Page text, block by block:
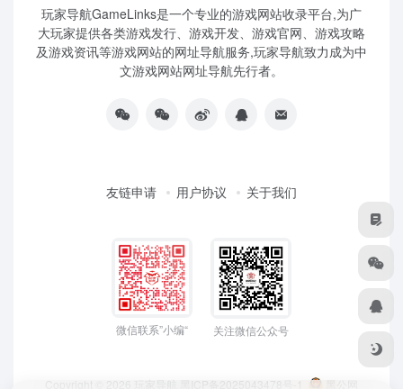
玩家导航GameLinks是一个专业的游戏网站收录平台,为广
大玩家提供各类游戏发行、游戏开发、游戏官网、游戏攻略
及游戏资讯等游戏网站的网址导航服务,玩家导航致力成为中
文游戏网站网址导航先行者。
友链申请 用户协议 关于我们
微信联系”小编“ 关注微信公众号
Copyright © 2026 玩家导航 黑ICP备2025043478号-1 黑公网